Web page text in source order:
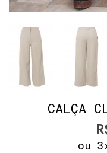
CALÇA
ou